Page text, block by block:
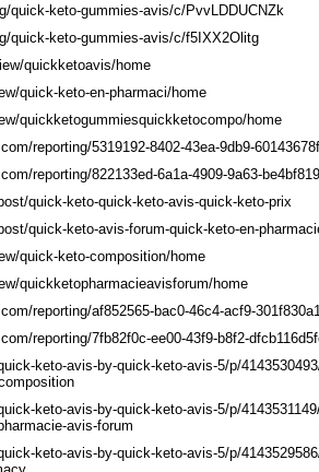
quick-keto-gummies-avis/c/PvvLDDUCNZk
quick-keto-gummies-avis/c/f5IXX2Olitg
quickketoavis/home
quick-keto-en-pharmaci/home
quickketogummiesquickketocompo/home
reporting/5319192-8402-43ea-9db9-
reporting/822133ed-6a1a-4909-9a63-
quick-keto-quick-keto-avis-quick-keto-prix
quick-keto-avis-forum-quick-keto-en-
quick-keto-composition/home
quickketopharmacieavisforum/home
reporting/af852565-bac0-46c4-acf9-
reporting/7fb82f0c-ee00-43f9-b8f2-
keto-avis-by-quick-keto-avis-5/p/
keto-avis-by-quick-keto-avis-5/p/
avis-forum
keto-avis-by-quick-keto-avis-5/p/